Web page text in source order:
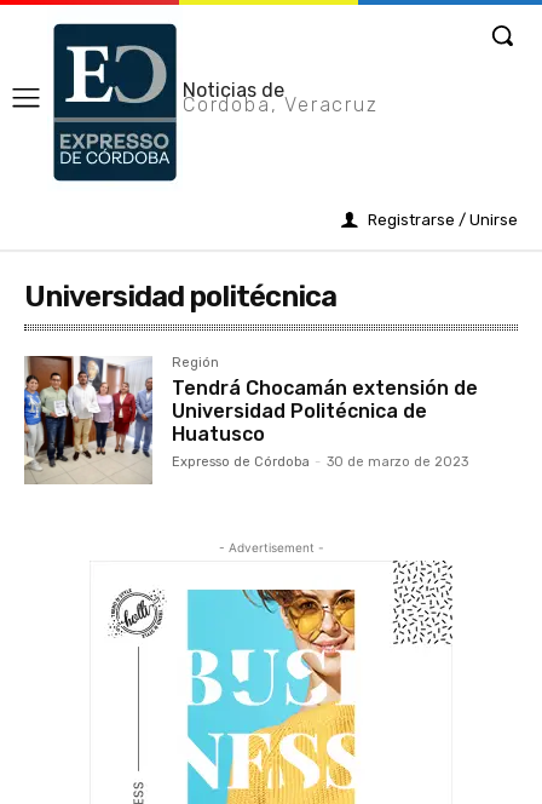
Noticias de
Cordoba, Veracruz
Registrarse / Unirse
Universidad politécnica
Región
Tendrá Chocamán extensión de
Universidad Politécnica de
Huatusco
Expresso de Córdoba - 30 de marzo de 2023
- Advertisement -